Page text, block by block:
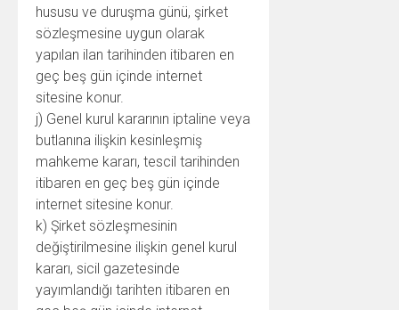
hususu ve duruşma günü, şirket
sözleşmesine uygun olarak
yapılan ilan tarihinden itibaren en
geç beş gün içinde internet
sitesine konur.
j) Genel kurul kararının iptaline veya
butlanına ilişkin kesinleşmiş
mahkeme kararı, tescil tarihinden
itibaren en geç beş gün içinde
internet sitesine konur.
k) Şirket sözleşmesinin
değiştirilmesine ilişkin genel kurul
kararı, sicil gazetesinde
yayımlandığı tarihten itibaren en